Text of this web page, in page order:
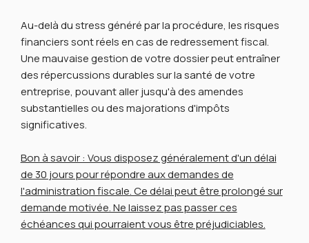
Au-delà du stress généré par la procédure, les risques
financiers sont réels en cas de redressement fiscal.
Une mauvaise gestion de votre dossier peut entraîner
des répercussions durables sur la santé de votre
entreprise, pouvant aller jusqu'à des amendes
substantielles ou des majorations d'impôts
significatives.
Bon à savoir : Vous disposez généralement d'un délai
de 30 jours pour répondre aux demandes de
l'administration fiscale. Ce délai peut être prolongé sur
demande motivée. Ne laissez pas passer ces
échéances qui pourraient vous être préjudiciables.